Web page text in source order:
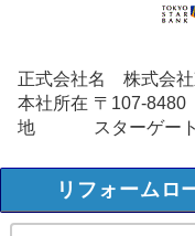
正式会社名
株式会
本社所在
地
〒107-
スターゲー
リフォームロ